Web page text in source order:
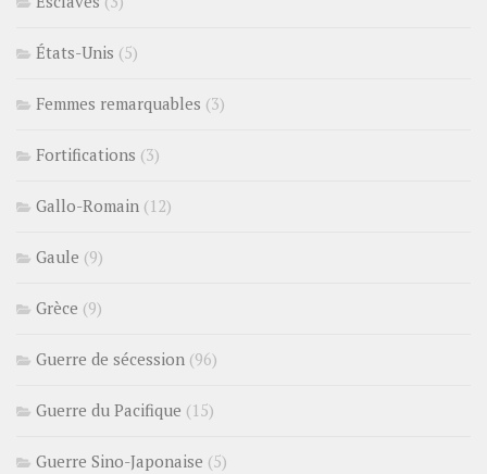
États-Unis (5)
Femmes remarquables (3)
Fortifications (3)
Gallo-Romain (12)
Gaule (9)
Grèce (9)
Guerre de sécession (96)
Guerre du Pacifique (15)
Guerre Sino-Japonaise (5)